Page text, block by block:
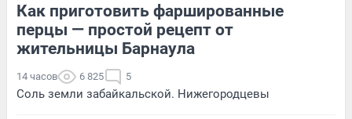
Как приготовить фаршированные
перцы — простой рецепт от
жительницы Барнаула
14 часов 6 825 5
Соль земли забайкальской. Нижегородцевы